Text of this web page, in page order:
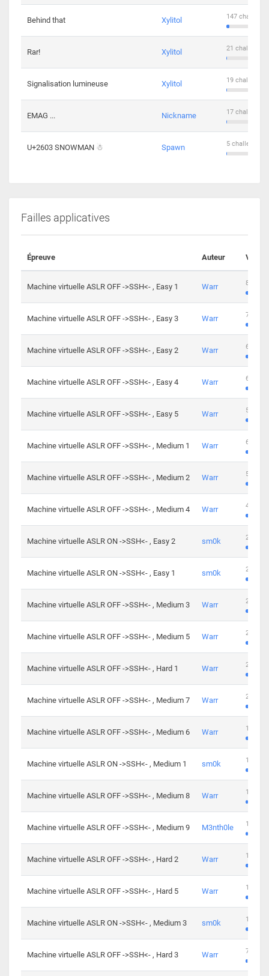
Behind that Xylitol 147
Rar! Xylitol 21
Signalisation lumineuse Xylitol 19
EMAG ... Nickname 17
U+2603 SNOWMAN ☃ Spawn 5 challengers
Failles applicatives
Épreuve Auteur
Machine virtuelle ASLR OFF ->SSH<- , Easy 1 Warr 801
Machine virtuelle ASLR OFF ->SSH<- , Easy 3 Warr 746
Machine virtuelle ASLR OFF ->SSH<- , Easy 2 Warr 681
Machine virtuelle ASLR OFF ->SSH<- , Easy 4 Warr 645
Machine virtuelle ASLR OFF ->SSH<- , Easy 5 Warr 561
Machine virtuelle ASLR OFF ->SSH<- , Medium 1 Warr 605
Machine virtuelle ASLR OFF ->SSH<- , Medium 2 Warr 509
Machine virtuelle ASLR OFF ->SSH<- , Medium 4 Warr 413
Machine virtuelle ASLR ON ->SSH<- , Easy 2 sm0k 247
Machine virtuelle ASLR ON ->SSH<- , Easy 1 sm0k 219
Machine virtuelle ASLR OFF ->SSH<- , Medium 3 Warr 280
Machine virtuelle ASLR OFF ->SSH<- , Medium 5 Warr 265
Machine virtuelle ASLR OFF ->SSH<- , Hard 1 Warr 224
Machine virtuelle ASLR OFF ->SSH<- , Medium 7 Warr 230
Machine virtuelle ASLR OFF ->SSH<- , Medium 6 Warr 168
Machine virtuelle ASLR ON ->SSH<- , Medium 1 sm0k 139
Machine virtuelle ASLR OFF ->SSH<- , Medium 8 Warr 112
Machine virtuelle ASLR OFF ->SSH<- , Medium 9 M3nth0le 100
Machine virtuelle ASLR OFF ->SSH<- , Hard 2 Warr 176
Machine virtuelle ASLR OFF ->SSH<- , Hard 5 Warr 115
Machine virtuelle ASLR ON ->SSH<- , Medium 3 sm0k 115
Machine virtuelle ASLR OFF ->SSH<- , Hard 3 Warr 76